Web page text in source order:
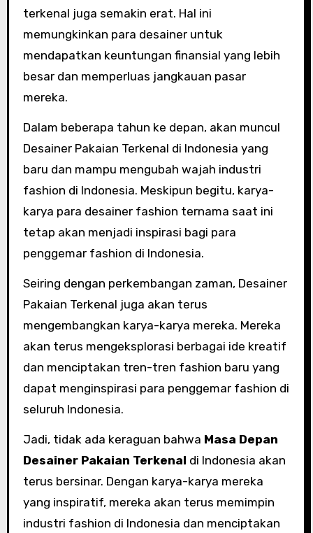
terkenal juga semakin erat. Hal ini
memungkinkan para desainer untuk
mendapatkan keuntungan finansial yang lebih
besar dan memperluas jangkauan pasar
mereka.
Dalam beberapa tahun ke depan, akan muncul
Desainer Pakaian Terkenal di Indonesia yang
baru dan mampu mengubah wajah industri
fashion di Indonesia. Meskipun begitu, karya-
karya para desainer fashion ternama saat ini
tetap akan menjadi inspirasi bagi para
penggemar fashion di Indonesia.
Seiring dengan perkembangan zaman, Desainer
Pakaian Terkenal juga akan terus
mengembangkan karya-karya mereka. Mereka
akan terus mengeksplorasi berbagai ide kreatif
dan menciptakan tren-tren fashion baru yang
dapat menginspirasi para penggemar fashion di
seluruh Indonesia.
Jadi, tidak ada keraguan bahwa Masa Depan
Desainer Pakaian Terkenal di Indonesia akan
terus bersinar. Dengan karya-karya mereka
yang inspiratif, mereka akan terus memimpin
industri fashion di Indonesia dan menciptakan